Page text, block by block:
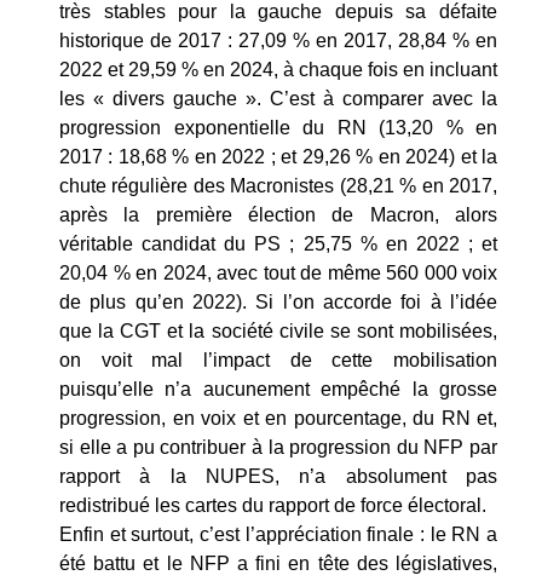
très stables pour la gauche depuis sa défaite
historique de 2017 : 27,09 % en 2017, 28,84 % en
2022 et 29,59 % en 2024, à chaque fois en incluant
les « divers gauche ». C’est à comparer avec la
progression exponentielle du RN (13,20 % en
2017 : 18,68 % en 2022 ; et 29,26 % en 2024) et la
chute régulière des Macronistes (28,21 % en 2017,
après la première élection de Macron, alors
véritable candidat du PS ; 25,75 % en 2022 ; et
20,04 % en 2024, avec tout de même 560 000 voix
de plus qu’en 2022). Si l’on accorde foi à l’idée
que la CGT et la société civile se sont mobilisées,
on voit mal l’impact de cette mobilisation
puisqu’elle n’a aucunement empêché la grosse
progression, en voix et en pourcentage, du RN et,
si elle a pu contribuer à la progression du NFP par
rapport à la NUPES, n’a absolument pas
redistribué les cartes du rapport de force électoral.
Enfin et surtout, c’est l’appréciation finale : le RN a
été battu et le NFP a fini en tête des législatives,